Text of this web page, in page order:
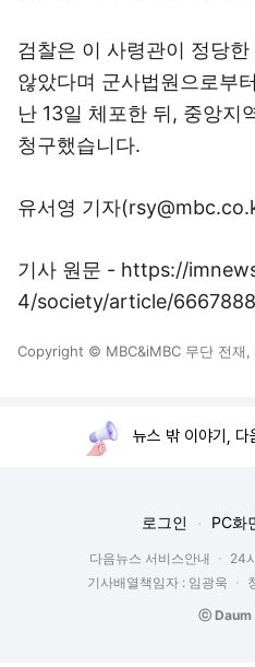
검찰은 이 사령관이 정당
않았다며 군사법원으로부
난 13일 체포한 뒤, 중앙지
청구했습니다.
유서영 기자
기사 원문 - https://
4/society/article/
Copyright © MBC&iMBC 무단 전재,
뉴스 밖 이야기, 다
로그인 PC화
다음뉴스 서비스안내 24
기사배열책임자 : 임광욱
ⓒ Daum